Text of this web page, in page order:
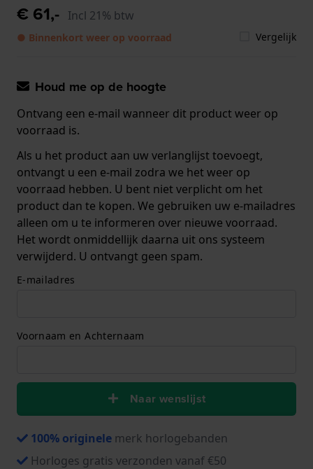
€ 61,- Incl 21% btw
● Binnenkort weer op voorraad Vergelijk
Houd me op de hoogte
Ontvang een e-mail wanneer dit product weer op
voorraad is.
Als u het product aan uw verlanglijst toevoegt,
ontvangt u een e-mail zodra we het weer op
voorraad hebben. U bent niet verplicht om het
product dan te kopen. We gebruiken uw e-mailadres
alleen om u te informeren over nieuwe voorraad.
Het wordt onmiddellijk daarna uit ons systeem
verwijderd. U ontvangt geen spam.
E-mailadres
Voornaam en Achternaam
Naar wenslijst
100% originele merk horlogebanden
Horloges gratis verzonden vanaf €50